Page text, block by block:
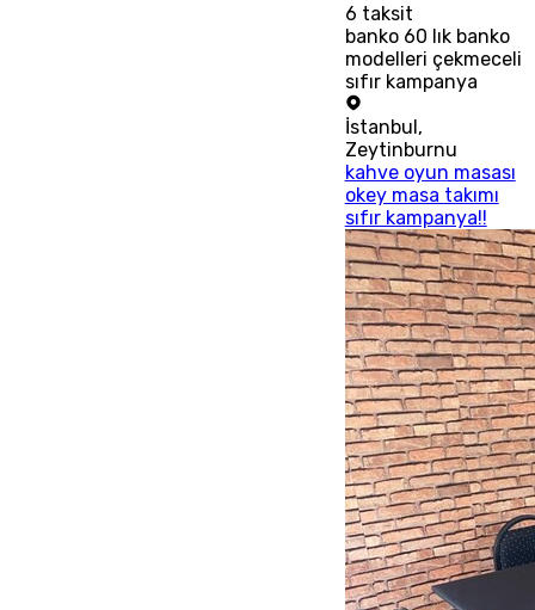
6 taksit
banko 60 lık banko
modelleri çekmeceli
sıfır kampanya
İstanbul,
Zeytinburnu
kahve oyun masası
okey masa takımı
sıfır kampanya!!